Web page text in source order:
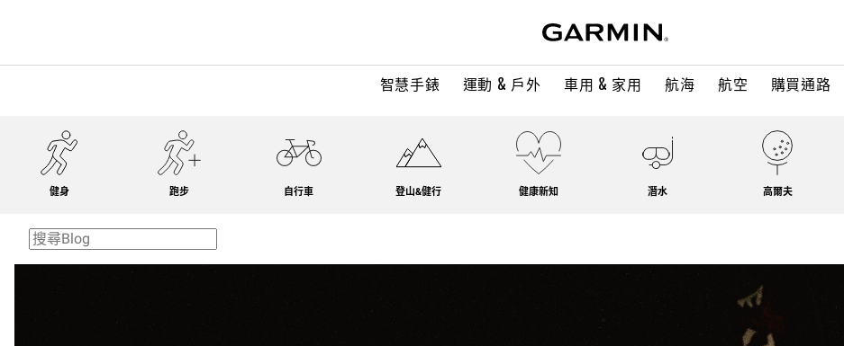
智慧手錶 運動 & 戶外 車用 & 家用 航海 航空 購買通路
健身 跑步 自行車 登山&健行 健康新知 潛水 高爾夫